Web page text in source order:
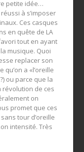
petite idée…
à s’imposer
Ces casques
en quête de LA
tout en ayant
musique. Quoi
replacer son
a «l’oreille
ou parce que la
révolution de ces
on
promet que ces
tour d’oreille
intensité. Très